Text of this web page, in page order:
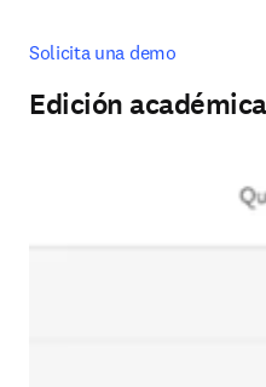
Solicita una demo
Edición